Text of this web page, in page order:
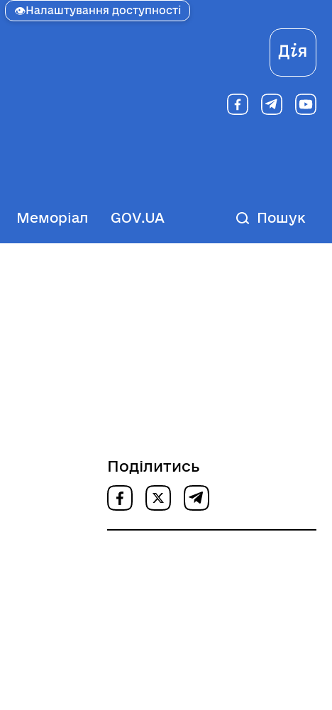
👁Налаштування доступності
Меморіал GOV.UA Пошук
Поділитись